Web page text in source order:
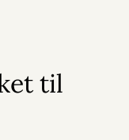
til